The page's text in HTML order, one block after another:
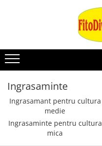
Ingrasaminte
Ingrasamant pentru cultura
medie
Ingrasaminte pentru cultura
mica